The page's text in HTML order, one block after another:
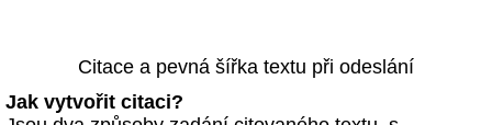
Citace a pevná šířka textu při odeslání
Jak vytvořit citaci?